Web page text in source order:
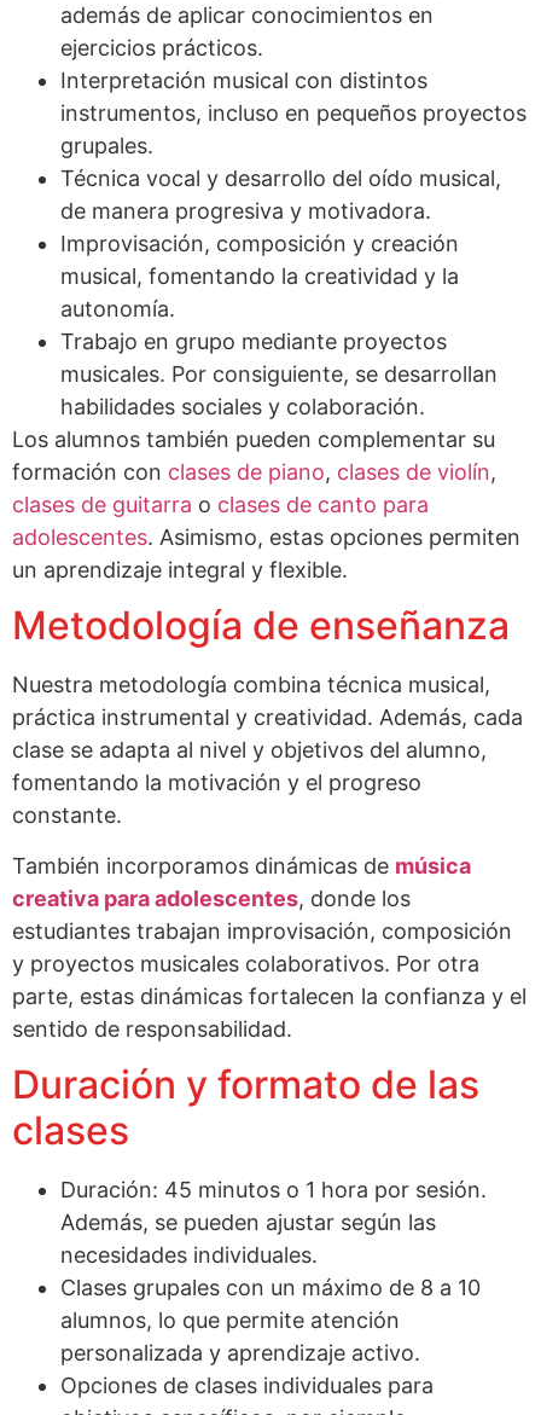
además de aplicar conocimientos en
ejercicios prácticos.
Interpretación musical con distintos
instrumentos, incluso en pequeños proyectos
grupales.
Técnica vocal y desarrollo del oído musical,
de manera progresiva y motivadora.
Improvisación, composición y creación
musical, fomentando la creatividad y la
autonomía.
Trabajo en grupo mediante proyectos
musicales. Por consiguiente, se desarrollan
habilidades sociales y colaboración.
Los alumnos también pueden complementar su
formación con clases de piano, clases de violín,
clases de guitarra o clases de canto para
adolescentes. Asimismo, estas opciones permiten
un aprendizaje integral y flexible.
Metodología de enseñanza
Nuestra metodología combina técnica musical,
práctica instrumental y creatividad. Además, cada
clase se adapta al nivel y objetivos del alumno,
fomentando la motivación y el progreso
constante.
También incorporamos dinámicas de música
creativa para adolescentes, donde los
estudiantes trabajan improvisación, composición
y proyectos musicales colaborativos. Por otra
parte, estas dinámicas fortalecen la confianza y el
sentido de responsabilidad.
Duración y formato de las
clases
Duración: 45 minutos o 1 hora por sesión.
Además, se pueden ajustar según las
necesidades individuales.
Clases grupales con un máximo de 8 a 10
alumnos, lo que permite atención
personalizada y aprendizaje activo.
Opciones de clases individuales para